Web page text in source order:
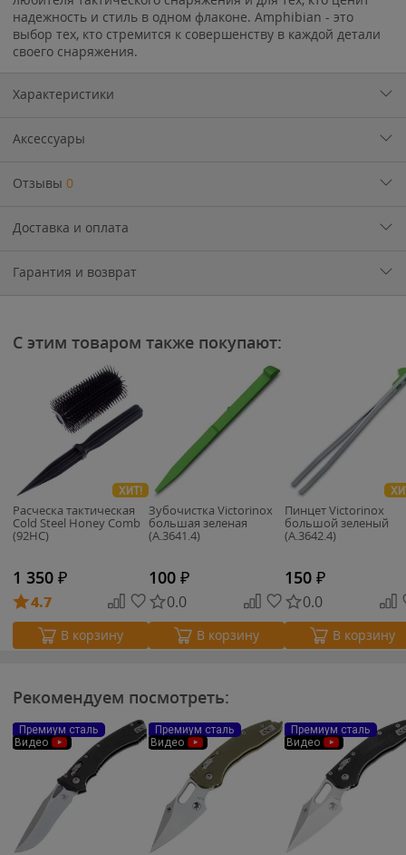
надежность и стиль в одном флаконе. Amphibian - это
выбор тех, кто стремится к совершенству в каждой детали
своего снаряжения.
Характеристики
Аксессуары
Отзывы 0
Доставка и оплата
Гарантия и возврат
С этим товаром также покупают:
ХИТ!
Расческа тактическая
Cold Steel Honey Comb
(92HC)
1 350 ₽
4.7
В корзину
Зубочистка Victorinox
большая зеленая
(A.3641.4)
100 ₽
0.0
В корзину
Пинцет Victorinox
большой зеленый
(A.3642.4)
150 ₽
0.0
В корзину
Рекомендуем посмотреть:
Премиум сталь
Видео
Премиум сталь
Видео
Премиум сталь
Видео